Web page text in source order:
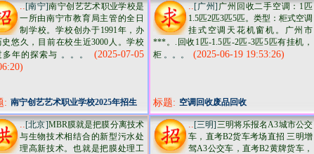
..[南宁]南宁创艺艺术职业学校是
一所由南宁市教育局主管的全日
制学校。学校创办于1991年，办
史悠久，目前在校生近3000人。学校
多年的探索与 。。。(2025-07-05
: 南宁创艺艺术职业学校2025年招生
简章
..[广州] 广州回收二手空调：1匹
1.5匹2匹3匹5匹。类型：柜式空调
挂式空调天花机窗机。广州市
***。.回收1匹-1.5匹-2匹-3匹5匹有挂机，
柜 。。。 (2025-06-19 19:53:26)
标题: 空调回收废品回收
..[北京]MBR膜就是把膜分离技术
与生物技术相结合的新型污水处
理高新技术。也就是把膜处理工
..[三明]三明将乐报名A3城市公交
车，直考B2货车考场直招 三明增
驾A3公交车，直考B2黄牌货车，